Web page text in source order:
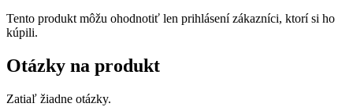
Tento produkt môžu ohodnotiť len prihlásení zákazníci, ktorí si ho
kúpili.
Otázky na produkt
Zatiaľ žiadne otázky.